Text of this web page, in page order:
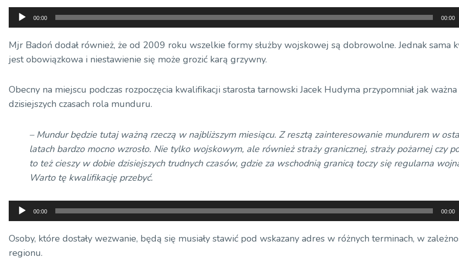
Odtwarzacz
plików
dźwiękowych
00:00 00:00
Mjr Badoń dodał również, że od 2009 roku wszelkie formy służby wojskowej są dobrowolne. Jednak sama
jest obowiązkowa i niestawienie się może grozić karą grzywny.
Obecny na miejscu podczas rozpoczęcia kwalifikacji starosta tarnowski Jacek Hudyma przypomniał jak
dzisiejszych czasach rola munduru.
– Mundur będzie tutaj ważną rzeczą w najbliższym miesiącu. Z resztą zainteresowanie mundurem w
latach bardzo mocno wzrosło. Nie tylko wojskowym, ale również straży granicznej, straży pożarnej czy
to też cieszy w dobie dzisiejszych trudnych czasów, gdzie za wschodnią granicą toczy się regularna
Warto tę kwalifikację przebyć.
Odtwarzacz
plików
dźwiękowych
00:00 00:00
Osoby, które dostały wezwanie, będą się musiały stawić pod wskazany adres w różnych terminach, w
regionu.